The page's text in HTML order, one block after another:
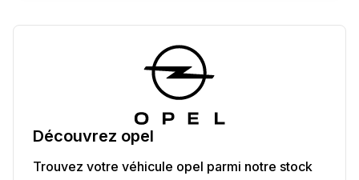
Découvrez opel
Trouvez votre véhicule opel parmi notre stock